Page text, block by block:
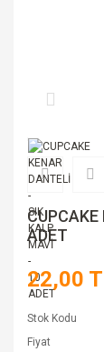
ADET
22,00
Stok Kodu
Fiyat